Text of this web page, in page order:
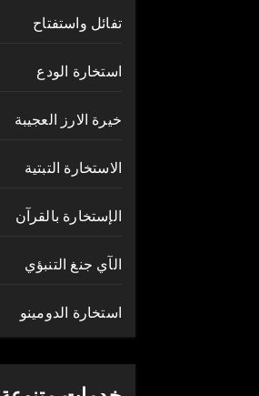
تفائل واستفتاح
استخارة الودع
خيرة الارز العجيبة
الاستخارة التبتية
الإستخارة بالقرآن
الآي جنغ التنبؤي
استخارة الدومينو